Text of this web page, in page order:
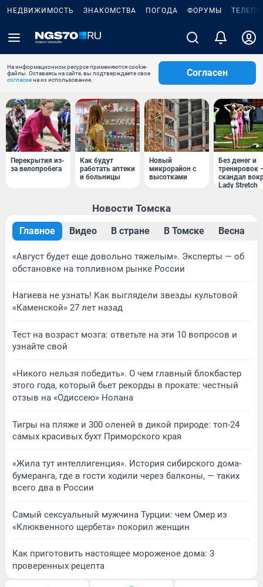
НЕДВИЖИМОСТЬ ЗНАКОМСТВА ПОГОДА ФОРУМЫ
На информационном ресурсе применяются cookie-
файлы. Оставаясь на сайте, вы подтверждаете свое
согласиена их использование.
Согласен
Перекрытия из-
за велопробега
Как будут
работать аптеки
и больницы
Новый
микрорайон с
высотками
Без денег и
тренировок
скандал
Lady Stretch
Новости Томска
Главное Видео В стране В Томске Весна
«Август будет еще довольно тяжелым». Эксперты — об
обстановке на топливном рынке России
Нагиева не узнать! Как выглядели звезды культовой
«Каменской» 27 лет назад
Тест на возраст мозга: ответьте на эти 10 вопросов и
узнайте свой
«Никого нельзя победить». О чем главный блокбастер
этого года, который бьет рекорды в прокате: честный
отзыв на «Одиссею» Нолана
Тигры на пляже и 300 оленей в дикой природе: топ-24
самых красивых бухт Приморского края
«Жила тут интеллигенция». История сибирского дома-
бумеранга, где в гости ходили через балконы, — таких
всего два в России
Самый сексуальный мужчина Турции: чем Омер из
«Клюквенного щербета» покорил женщин
Как приготовить настоящее мороженое дома: 3
проверенных рецепта